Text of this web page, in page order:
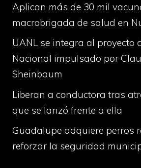
Aplican más de 30 mil
macrobrigada de salud en
UANL se integra al proyecto
Nacional impulsado por
Sheinbaum
Liberan a conductora tras
que se lanzó frente a ella
Guadalupe adquiere perros
reforzar la seguridad